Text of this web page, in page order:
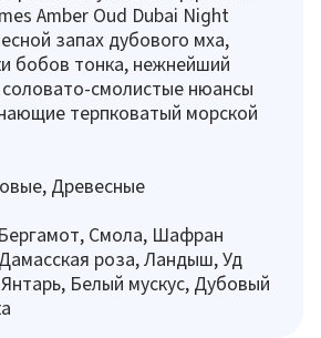
Amber Oud Dubai Night
запах дубового мха,
бобов тонка, нежнейший
соловато-смолистые нюансы
терпковатый морской
Древесные
Смола, Шафран
роза, Ландыш, Уд
Белый мускус, Дубовый